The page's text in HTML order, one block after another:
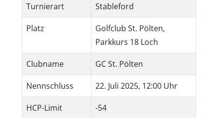
Turnierart Stableford
Platz
Golfclub St. Pölten,
Parkkurs 18 Loch
Clubname GC St. Pölten
Nennschluss 22. Juli 2025, 12:00 Uhr
HCP-Limit -54